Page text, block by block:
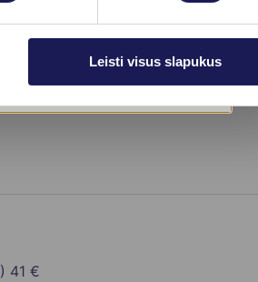
Leisti visus slapukus
41 €